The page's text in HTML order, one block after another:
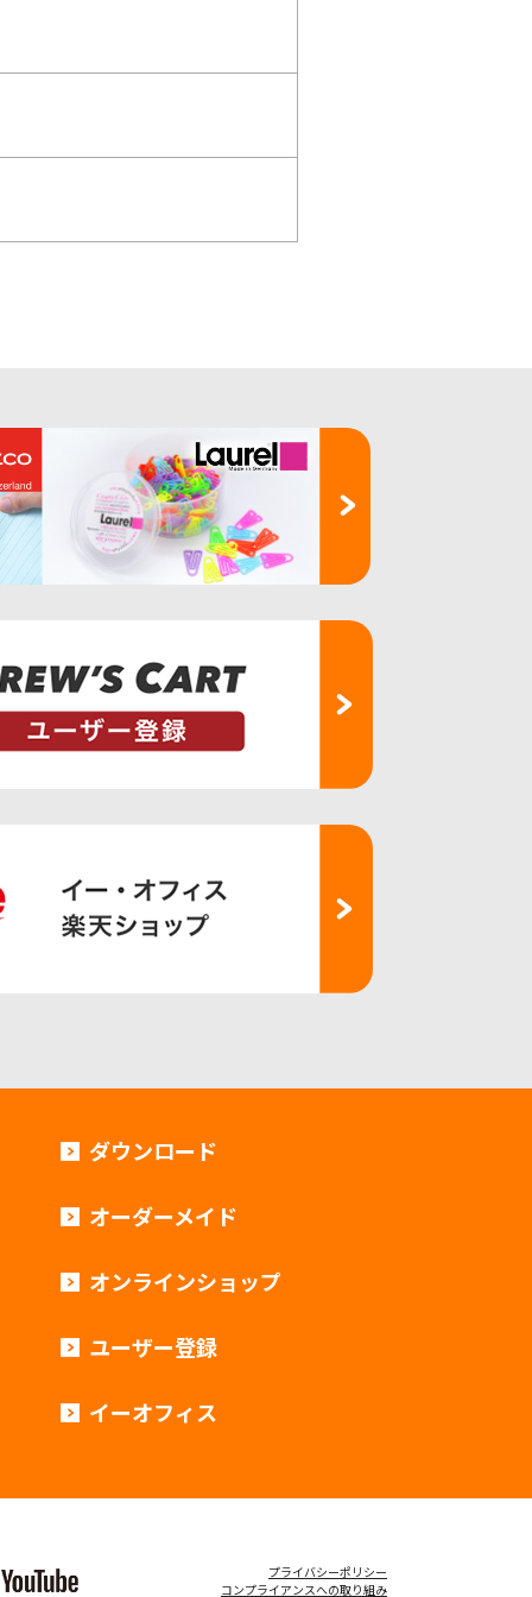
ダウンロード
オーダーメイド
オンラインショップ
ユーザー登録
イーオフィス
プライバシーポリシー
コンプライアンスへの取り組み